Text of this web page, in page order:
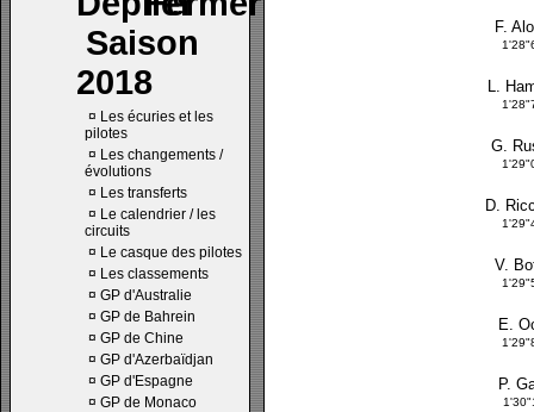
Saison
2018
¤ Les écuries et les
pilotes
¤ Les changements /
évolutions
¤ Les transferts
¤ Le calendrier / les
circuits
¤ Le casque des pilotes
¤ Les classements
¤ GP d'Australie
¤ GP de Bahrein
¤ GP de Chine
¤ GP d'Azerbaïdjan
¤ GP d'Espagne
¤ GP de Monaco
F.
L.
G.
D.
V.
E.
P.